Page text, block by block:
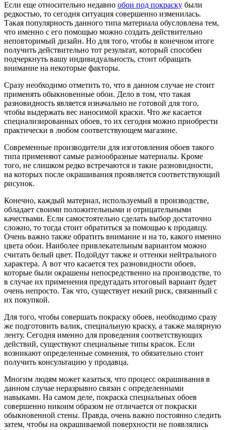
Если еще относительно недавно обои под покраску были
редкостью, то сегодня ситуация совершенно изменилась.
Такая популярность данного типа материала обусловлена тем,
что именно с его помощью можно создать действительно
неповторимый дизайн. Но для того, чтобы в конечном итоге
получить действительно тот результат, который способен
подчеркнуть вашу индивидуальность, стоит обращать
внимание на некоторые факторы.
Сразу необходимо отметить то, что в данном случае не стоит
применять обыкновенные обои. Дело в том, что такая
разновидность является изначально не готовой для того,
чтобы выдержать вес наносимой краски. Что же касается
специализированных обоев, то их сегодня можно приобрести
практически в любом соответствующем магазине.
Современные производители для изготовления обоев такого
типа применяют самые разнообразные материалы. Кроме
того, не слишком редко встречаются и такие разновидности,
на которых после окрашивания проявляется соответствующий
рисунок.
Конечно, каждый материал, используемый в производстве,
обладает своими положительными и отрицательными
качествами. Если самостоятельно сделать выбор достаточно
сложно, то тогда стоит обратиться за помощью к продавцу.
Очень важно также обратить внимание и на то, какого именно
цвета обои. Наиболее привлекательным вариантом можно
считать белый цвет. Подойдут также и оттенки нейтрального
характера. А вот что касается тех разновидности обоев,
которые были окрашены непосредственно на производстве, то
в случае их применения предугадать итоговый вариант будет
очень непросто. Так что, существует некий риск, связанный с
их покупкой.
Для того, чтобы совершать покраску обоев, необходимо сразу
же подготовить валик, специальную краску, а также малярную
ленту. Сегодня именно для проведения соответствующих
действий, существуют специальные типы красок. Если
возникают определенные сомнения, то обязательно стоит
получить консультацию у продавца.
Многим людям может казаться, что процесс окрашивания в
данном случае неразрывно связан с определенными
навыками. На самом деле, покраска специальных обоев
совершенно никоим образом не отличается от покраски
обыкновенной стены. Правда, очень важно постоянно следить
затем, чтобы на окрашиваемой поверхности не появлялись